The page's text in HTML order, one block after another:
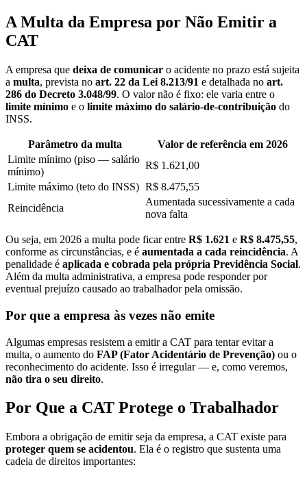
A Multa da Empresa por Não Emitir a
CAT
A empresa que deixa de comunicar o acidente no prazo está sujeita
a multa, prevista no art. 22 da Lei 8.213/91 e detalhada no art.
286 do Decreto 3.048/99. O valor não é fixo: ele varia entre o
limite mínimo e o limite máximo do salário-de-contribuição do
INSS.
Parâmetro da multa
Valor de referência em 2026
Limite mínimo (piso — salário
mínimo)
R$ 1.621,00
Limite máximo (teto do INSS) R$ 8.475,55
Reincidência
Aumentada sucessivamente a cada
nova falta
Ou seja, em 2026 a multa pode ficar entre R$ 1.621 e R$ 8.475,55,
conforme as circunstâncias, e é aumentada a cada reincidência. A
penalidade é aplicada e cobrada pela própria Previdência Social.
Além da multa administrativa, a empresa pode responder por
eventual prejuízo causado ao trabalhador pela omissão.
Por que a empresa às vezes não emite
Algumas empresas resistem a emitir a CAT para tentar evitar a
multa, o aumento do FAP (Fator Acidentário de Prevenção) ou o
reconhecimento do acidente. Isso é irregular — e, como veremos,
não tira o seu direito.
Por Que a CAT Protege o Trabalhador
Embora a obrigação de emitir seja da empresa, a CAT existe para
proteger quem se acidentou. Ela é o registro que sustenta uma
cadeia de direitos importantes: